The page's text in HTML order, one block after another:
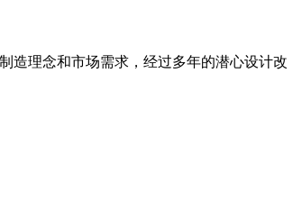
造理念和市场需求，经过多年的潜心设计改